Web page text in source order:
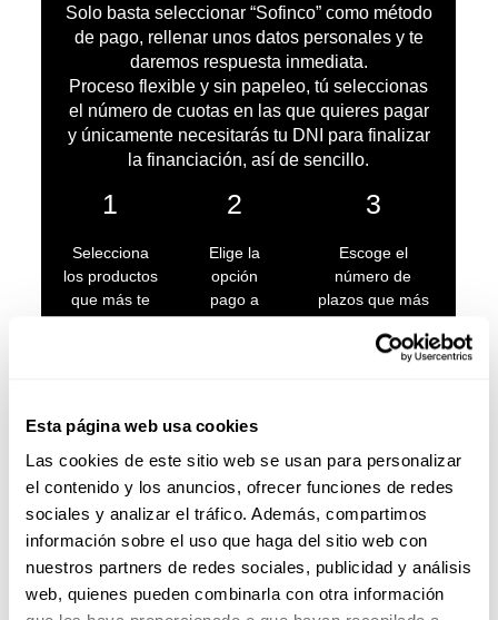
Esta página web usa cookies
Las cookies de este sitio web se usan para personalizar
el contenido y los anuncios, ofrecer funciones de redes
sociales y analizar el tráfico. Además, compartimos
información sobre el uso que haga del sitio web con
nuestros partners de redes sociales, publicidad y análisis
web, quienes pueden combinarla con otra información
Solo basta seleccionar “Sofinco” como método
de pago, rellenar unos datos personales y te
daremos respuesta inmediata.
Proceso flexible y sin papeleo, tú seleccionas
el número de cuotas en las que quieres pagar
y únicamente necesitarás tu DNI para finalizar
la financiación, así de sencillo.
1 2 3
Selecciona
los productos
que más te
gusten de
Elige la
opción
pago a
plazos al
Escoge el
número de
plazos que más
te convenga
(hasta un